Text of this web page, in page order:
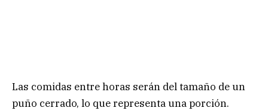
Las comidas entre horas serán del tamaño de un
puño cerrado, lo que representa una porción.